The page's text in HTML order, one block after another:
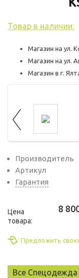
Товар в наличии:
Магазин на ул.
Магазин на ул.
Магазин в г.
Производитель
Артикул
Гарантия
Цена
товара:
8
Предложить свою
Все Спецодежда
помогают
и сделать
Рекламные
для
качества
для